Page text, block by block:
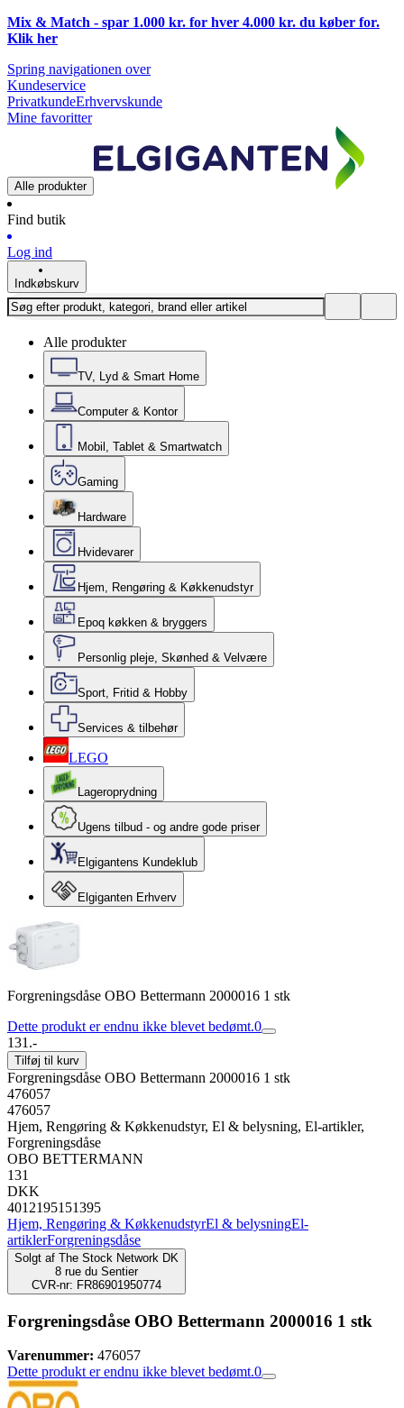
Mix & Match - spar 1.000 kr. for hver 4.000 kr. du køber for.
Klik her
Spring navigationen over
Kundeservice
PrivatkundeErhvervskunde
Mine favoritter
Alle produkter
Find butik
Log ind
Indkøbskurv
Alle produkter
TV, Lyd & Smart Home
Computer & Kontor
Mobil, Tablet & Smartwatch
Gaming
Hardware
Hvidevarer
Hjem, Rengøring & Køkkenudstyr
Epoq køkken & bryggers
Personlig pleje, Skønhed & Velvære
Sport, Fritid & Hobby
Services & tilbehør
LEGO
Lageroprydning
Ugens tilbud - og andre gode priser
Elgigantens Kundeklub
Elgiganten Erhverv
Forgreningsdåse OBO Bettermann 2000016 1 stk
Dette produkt er endnu ikke blevet bedømt.0
131.-
Tilføj til kurv
Forgreningsdåse OBO Bettermann 2000016 1 stk
476057
476057
Hjem, Rengøring & Køkkenudstyr, El & belysning, El-artikler,
Forgreningsdåse
OBO BETTERMANN
131
DKK
4012195151395
Hjem, Rengøring & KøkkenudstyrEl & belysningEl-
artiklerForgreningsdåse
Solgt af The Stock Network DK
8 rue du Sentier
CVR-nr: FR86901950774
Forgreningsdåse OBO Bettermann 2000016 1 stk
Varenummer: 476057
Dette produkt er endnu ikke blevet bedømt.0